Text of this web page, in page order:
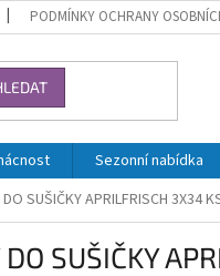
PODMÍNKY OCHRANY
Sezonní nabídka
SUŠIČKY APRILFRISCH 3X34
SUŠIČKY